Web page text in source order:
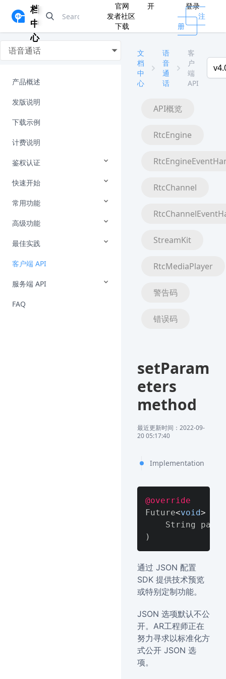
档
中
心
官网
开
发者社区
下载
登录
注
册
语音通话
产品概述
发版说明
下载示例
计费说明
鉴权认证
快速开始
常用功能
高级功能
最佳实践
客户端 API
服务端 API
FAQ
文
档
中
心
语
音
通
话
客
户
端
API
API概览
RtcEngine
RtcChannel
StreamKit
RtcMediaPlayer
警告码
错误码
setParam
eters
method
最近更新时间：2022-09-
20 05:17:40
Implementation
@override
Future<void>
)
通过 JSON 配置
SDK 提供技术预览
或特别定制功能。
JSON 选项默认不公
开。AR工程师正在
努力寻求以标准化方
式公开 JSON 选
项。